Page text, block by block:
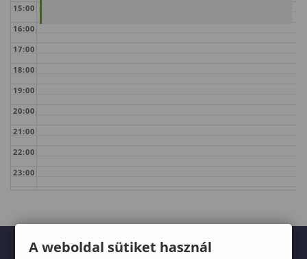
15:00
16:00
17:00
18:00
19:00
20:00
21:00
22:00
23:00
A weboldal sütiket használ